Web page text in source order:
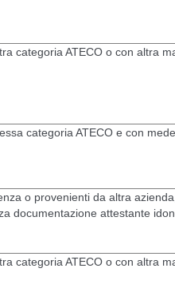
categoria ATECO o con altra
categoria ATECO e con
o provenienti da altra
documentazione attestante
categoria ATECO o con altra